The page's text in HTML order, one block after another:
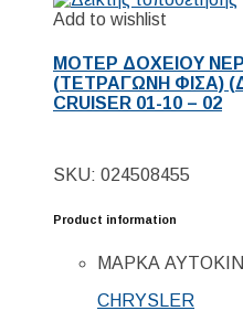
Add to wishlist
ΜΟΤΕΡ ΔΟΧΕΙΟΥ
(ΤΕΤΡΑΓΩΝΗ ΦΙΣΑ)
CRUISER 01-10 – 02
SKU: 024508455
Product information
ΜΑΡΚΑ
CHRYSLER